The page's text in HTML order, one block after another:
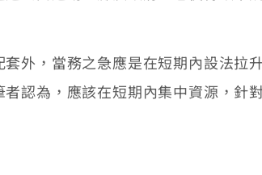
，當務之急應是在短期內設法拉
認為，應該在短期內集中資源，針